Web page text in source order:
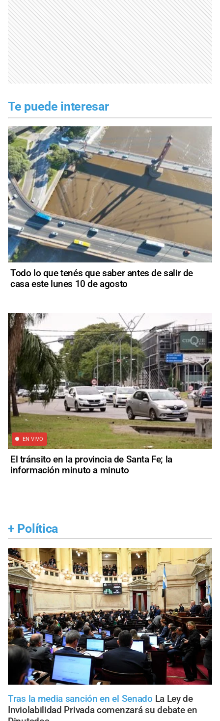
Te puede interesar
Todo lo que tenés que saber antes de salir de
casa este lunes 10 de agosto
EN VIVO
El tránsito en la provincia de Santa Fe; la
información minuto a minuto
+ Política
Tras la media sanción en el Senado La Ley de
Inviolabilidad Privada comenzará su debate en